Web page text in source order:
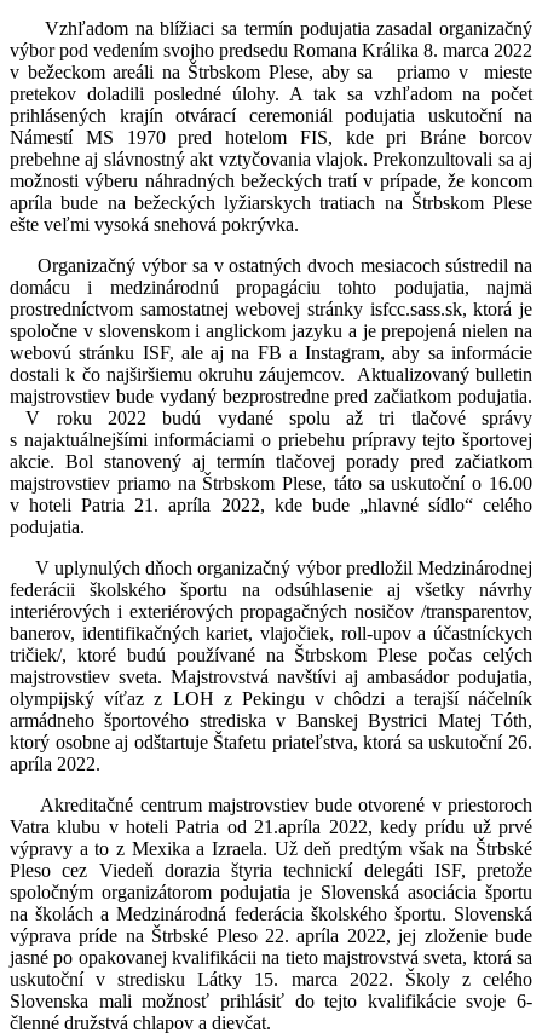
Vzhľadom na blížiaci sa termín podujatia zasadal organizačný
výbor pod vedením svojho predsedu Romana Králika 8. marca 2022
v bežeckom areáli na Štrbskom Plese, aby sa priamo v mieste
pretekov doladili posledné úlohy. A tak sa vzhľadom na počet
prihlásených krajín otvárací ceremoniál podujatia uskutoční na
Námestí MS 1970 pred hotelom FIS, kde pri Bráne borcov
prebehne aj slávnostný akt vztyčovania vlajok. Prekonzultovali sa aj
možnosti výberu náhradných bežeckých tratí v prípade, že koncom
apríla bude na bežeckých lyžiarskych tratiach na Štrbskom Plese
ešte veľmi vysoká snehová pokrývka.
Organizačný výbor sa v ostatných dvoch mesiacoch sústredil na
domácu i medzinárodnú propagáciu tohto podujatia, najmä
prostredníctvom samostatnej webovej stránky isfcc.sass.sk, ktorá je
spoločne v slovenskom i anglickom jazyku a je prepojená nielen na
webovú stránku ISF, ale aj na FB a Instagram, aby sa informácie
dostali k čo najširšiemu okruhu záujemcov. Aktualizovaný bulletin
majstrovstiev bude vydaný bezprostredne pred začiatkom podujatia.
V roku 2022 budú vydané spolu až tri tlačové správy
s najaktuálnejšími informáciami o priebehu prípravy tejto športovej
akcie. Bol stanovený aj termín tlačovej porady pred začiatkom
majstrovstiev priamo na Štrbskom Plese, táto sa uskutoční o 16.00
v hoteli Patria 21. apríla 2022, kde bude „hlavné sídlo“ celého
podujatia.
V uplynulých dňoch organizačný výbor predložil Medzinárodnej
federácii školského športu na odsúhlasenie aj všetky návrhy
interiérových i exteriérových propagačných nosičov /transparentov,
banerov, identifikačných kariet, vlajočiek, roll-upov a účastníckych
tričiek/, ktoré budú používané na Štrbskom Plese počas celých
majstrovstiev sveta. Majstrovstvá navštívi aj ambasádor podujatia,
olympijský víťaz z LOH z Pekingu v chôdzi a terajší náčelník
armádneho športového strediska v Banskej Bystrici Matej Tóth,
ktorý osobne aj odštartuje Štafetu priateľstva, ktorá sa uskutoční 26.
apríla 2022.
Akreditačné centrum majstrovstiev bude otvorené v priestoroch
Vatra klubu v hoteli Patria od 21.apríla 2022, kedy prídu už prvé
výpravy a to z Mexika a Izraela. Už deň predtým však na Štrbské
Pleso cez Viedeň dorazia štyria technickí delegáti ISF, pretože
spoločným organizátorom podujatia je Slovenská asociácia športu
na školách a Medzinárodná federácia školského športu. Slovenská
výprava príde na Štrbské Pleso 22. apríla 2022, jej zloženie bude
jasné po opakovanej kvalifikácii na tieto majstrovstvá sveta, ktorá sa
uskutoční v stredisku Látky 15. marca 2022. Školy z celého
Slovenska mali možnosť prihlásiť do tejto kvalifikácie svoje 6-
členné družstvá chlapov a dievčat.